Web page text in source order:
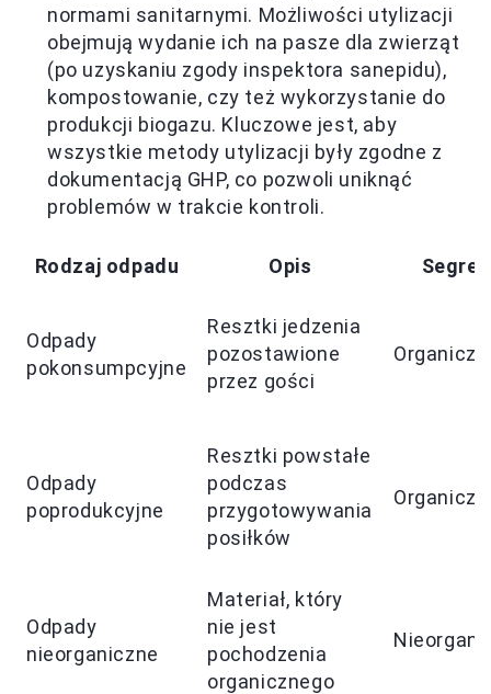
normami sanitarnymi. Możliwości utylizacji
obejmują wydanie ich na pasze dla zwierząt
(po uzyskaniu zgody inspektora sanepidu),
kompostowanie, czy też wykorzystanie do
produkcji biogazu. Kluczowe jest, aby
wszystkie metody utylizacji były zgodne z
dokumentacją GHP, co pozwoli uniknąć
problemów w trakcie kontroli.
Rodzaj odpadu Opis
Odpady
pokonsumpcyjne
Resztki jedzenia
pozostawione
przez gości
Odpady
poprodukcyjne
Resztki powstałe
podczas
przygotowywania
posiłków
Odpady
nieorganiczne
Materiał, który
nie jest
pochodzenia
organicznego